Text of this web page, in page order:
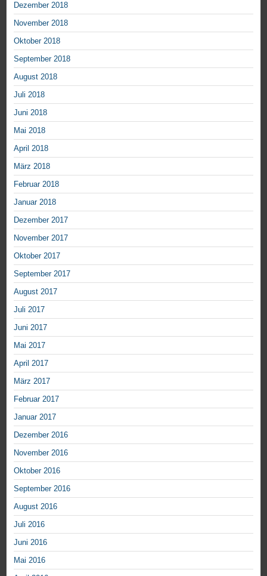
Dezember 2018
November 2018
Oktober 2018
September 2018
August 2018
Juli 2018
Juni 2018
Mai 2018
April 2018
März 2018
Februar 2018
Januar 2018
Dezember 2017
November 2017
Oktober 2017
September 2017
August 2017
Juli 2017
Juni 2017
Mai 2017
April 2017
März 2017
Februar 2017
Januar 2017
Dezember 2016
November 2016
Oktober 2016
September 2016
August 2016
Juli 2016
Juni 2016
Mai 2016